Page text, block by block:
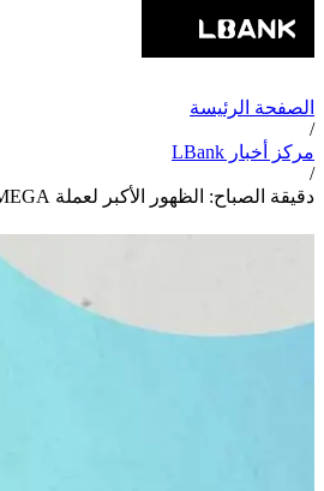
الصفحة الرئيسة
/
مركز أخبار LBank
/
دقيقة الصباح: الظهور الأكبر لعملة MEGA من MegaETH في 2026